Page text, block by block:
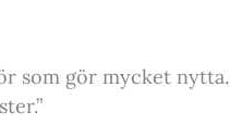
som gör mycket